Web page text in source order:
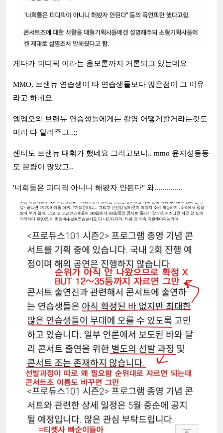
게다가 피디픽 이라는 음모론까지 거론되고 있는데요
MMO, 브랜뉴 연습생이 타 연습생들보다 많은점이 그 이유
라고 하네요
엠엠오와 브랜뉴 연습생들에게는 촬영 어떻게할거라는것도
미리 다 알려주고..;;
센터도 브랜뉴 대휘가 했네요 그러고보니.. mmo 윤지성등등
도 분량이 많았고..
'너희들은 피디픽 아니니 해봤자 안된다" 와..............